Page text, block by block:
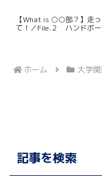
【What is ○○部？】走
て！／File.２ ハンドボー
ホーム 大学
記事を検索